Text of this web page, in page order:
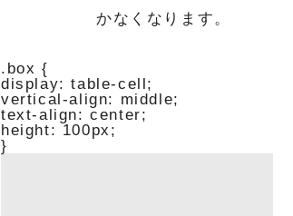
かなくなります。
.box {
display: table-cell;
vertical-align: middle;
text-align: center;
height: 100px;